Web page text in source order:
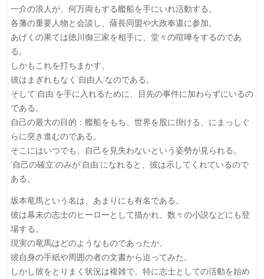
一介の浪人が、何万両もする艦船を手にいれ活動する。
各藩の重要人物と会談し、薩長同盟や大政奉還に参加。
あげくの果ては徳川御三家を相手に、堂々の喧嘩をするのであ
る。
しかもこれを打ちまかす。
彼はまぎれもなく’自由人’なのである。
そして’自由’を手に入れるために、目先の事件に加わらずにいるの
である。
自己の最大の目的：艦船をもち、世界を股に掛ける、にまっしぐ
らに突き進むのである。
そこにはいつでも、自己を見失わないという姿勢が見られる。
’自己の確立’のみが’自由’になれると、彼は示してくれているので
ある。
坂本竜馬という名は、あまりにも有名である。
彼は幕末の志士のヒーローとして描かれ、数々の小説などにも登
場する。
現実の竜馬はどのようなものであったか、
彼自身の手紙や周囲の者の文書から迫ってみた。
しかし彼をとりまく状況は複雑で、特に志士としての活動を始め